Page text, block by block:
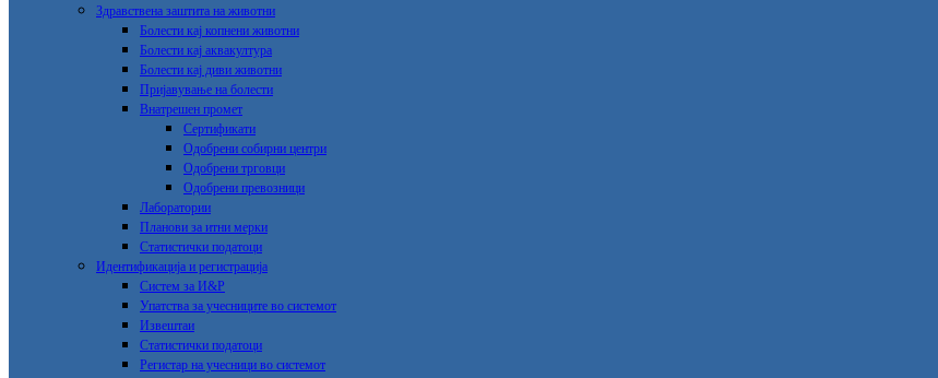
Здравствена заштита на животни
Болести кај копнени животни
Болести кај аквакултура
Болести кај диви животни
Пријавување на болести
Внатрешен промет
Сертификати
Одобрени собирни центри
Одобрени трговци
Одобрени превозници
Лаборатории
Планови за итни мерки
Статистички податоци
Идентификација и регистрација
Систем за И&Р
Упатства за учесниците во системот
Извештаи
Статистички податоци
Регистар на учесници во системот